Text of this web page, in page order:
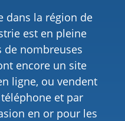
dans la région de
est en pleine
de nombreuses
encore un site
ligne, ou vendent
et par
en or pour les